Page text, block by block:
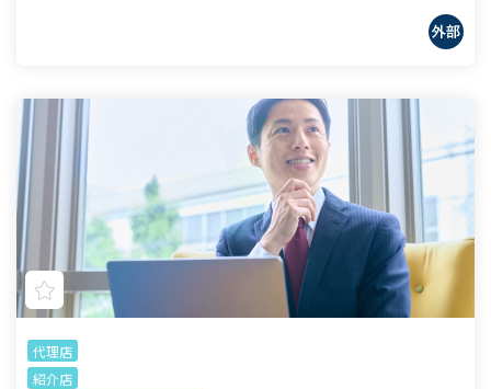
代理店
紹介店